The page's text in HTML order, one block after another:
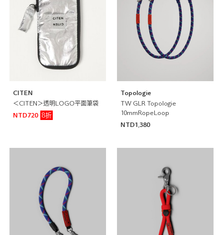
CITEN
＜CITEN＞透明LOGO平面筆袋
NTD720
8折
Topologie
TW GLR Topologie
10mmRopeLoop
NTD1,380